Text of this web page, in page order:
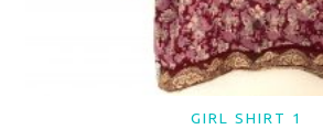
LER MAIS
GIRL SHIRT 1